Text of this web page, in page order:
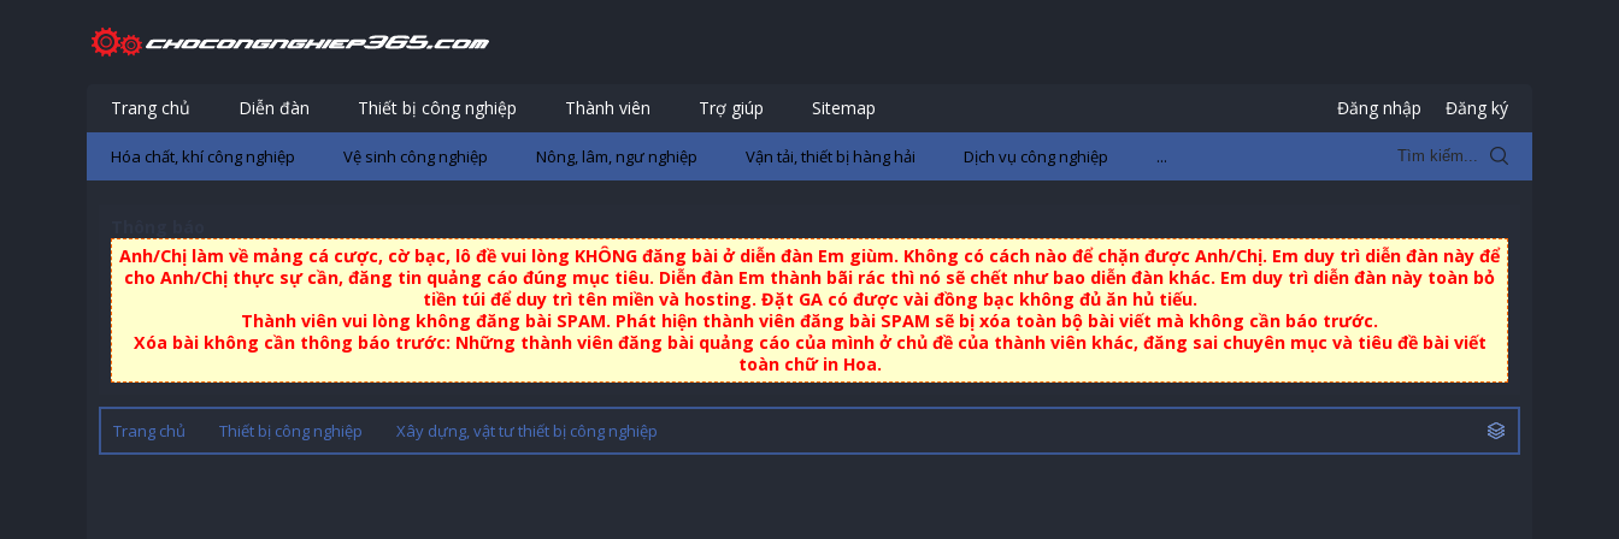
Anh/Chị làm về mảng cá cược, cờ bạc, lô đề vui lòng KHÔNG đăng bài ở diễn đàn Em giùm. Không có cách nào để chặn được Anh/Chị. Em duy trì diễn đàn này để
cho Anh/Chị thực sự cần, đăng tin quảng cáo đúng mục tiêu. Diễn đàn Em thành bãi rác thì nó sẽ chết như bao diễn đàn khác. Em duy trì diễn đàn này toàn bỏ
tiền túi để duy trì tên miền và hosting. Đặt GA có được vài đồng bạc không đủ ăn hủ tiếu.
Thành viên vui lòng không đăng bài SPAM. Phát hiện thành viên đăng bài SPAM sẽ bị xóa toàn bộ bài viết mà không cần báo trước.
Xóa bài không cần thông báo trước: Những thành viên đăng bài quảng cáo của mình ở chủ đề của thành viên khác, đăng sai chuyên mục và tiêu đề bài viết
toàn chữ in Hoa.
Trang chủ Thiết bị công nghiệp Xây dựng, vật tư thiết bị công nghiệp
Trang chủ Diễn đàn Thiết bị công nghiệp
Hóa chất, khí công nghiệp Vệ sinh công nghiệp Nông, lâm, ngư nghiệp Vận tải, thiết bị hàng hải Dịch vụ công nghiệp ...
Thành viên Trợ giúp Sitemap Đăng nhập Đăng ký